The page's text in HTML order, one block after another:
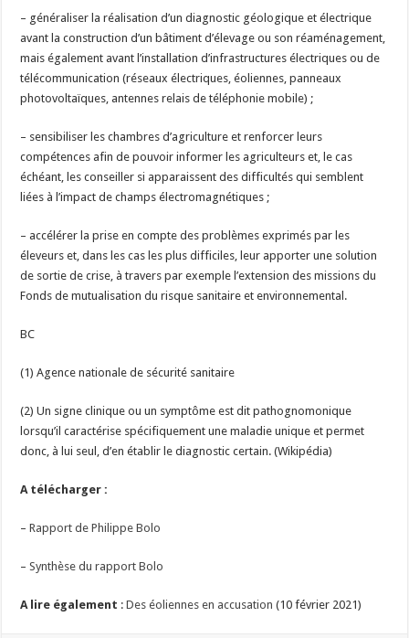
– généraliser la réalisation d’un diagnostic géologique et électrique
avant la construction d’un bâtiment d’élevage ou son réaménagement,
mais également avant l’installation d’infrastructures électriques ou de
télécommunication (réseaux électriques, éoliennes, panneaux
photovoltaïques, antennes relais de téléphonie mobile) ;
– sensibiliser les chambres d’agriculture et renforcer leurs
compétences afin de pouvoir informer les agriculteurs et, le cas
échéant, les conseiller si apparaissent des difficultés qui semblent
liées à l’impact de champs électromagnétiques ;
– accélérer la prise en compte des problèmes exprimés par les
éleveurs et, dans les cas les plus difficiles, leur apporter une solution
de sortie de crise, à travers par exemple l’extension des missions du
Fonds de mutualisation du risque sanitaire et environnemental.
BC
(1) Agence nationale de sécurité sanitaire
(2) Un signe clinique ou un symptôme est dit pathognomonique
lorsqu’il caractérise spécifiquement une maladie unique et permet
donc, à lui seul, d’en établir le diagnostic certain. (Wikipédia)
A télécharger :
–Rapport de Philippe Bolo
–Synthèse du rapport Bolo
A lire également :Des éoliennes en accusation (10 février 2021)